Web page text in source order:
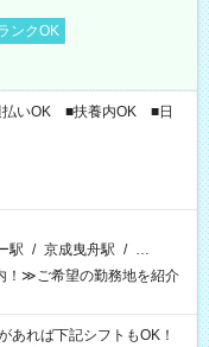
ンクOK
払いOK ■扶養内OK ■日
駅 / 京成曳舟駅 / …
！≫ご希望の勤務地を紹介